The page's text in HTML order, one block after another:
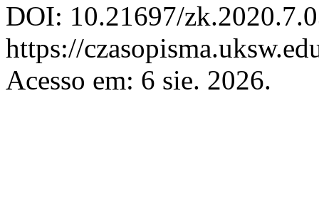
DOI: 10.21697/
https://
Acesso em: 6 sie. 2026.